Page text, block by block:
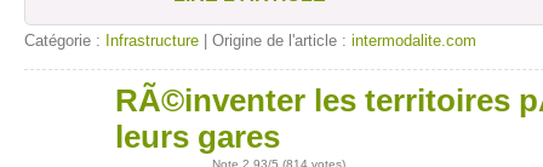
Catégorie : Infrastructure | Origine de l'article : intermodalite.com
RÃ©inventer les territoires
leurs gares
Note 2.93/5 (814 votes)